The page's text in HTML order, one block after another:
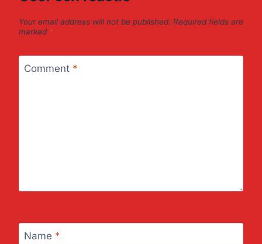
Your email address will not be published. Required fields are
marked *
Comment *
Name *